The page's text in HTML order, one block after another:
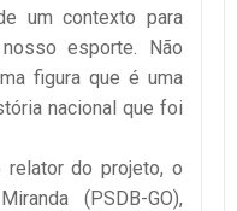
um contexto para
esporte. Não
figura que é uma
nacional que foi
do projeto, o
(PSDB-GO),